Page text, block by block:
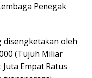
Penegak
disengketakan oleh
(Tujuh Miliar
Empat Ratus